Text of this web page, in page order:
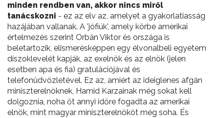
minden rendben van, akkor nincs miről
tanácskozni - ez az elv az, amelyet a gyakorlatiasság
hazájában vallanak. A 'jófiúk', amely körbe amerikai
értelmezés szerint Orbán Viktor és országa is
beletartozik, elismerésképpen egy élvonalbeli egyetem
díszoklevelét kapják, az exelnök és az elnök (jelen
esetben apa és fia) gratulációjával és
telefonüdvözletével. Ez az, amiért az ideiglenes afgán
miniszterelnöknek, Hamid Karzainak még sokat kell
dolgoznia, noha őt annyi időre fogadta az amerikai
elnök, mint magyar miniszterelnököt még soha. És